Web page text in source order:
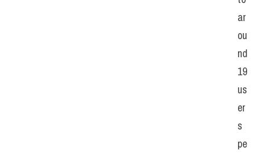
ar
ou
nd
19
us
er
s
pe